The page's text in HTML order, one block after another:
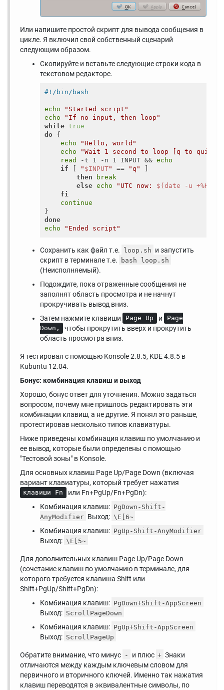
Или напишите простой скрипт для вывода сообщения в
цикле. Я включил свой собственный сценарий
следующим образом.
Скопируйте и вставьте следующие строки кода в
текстовом редакторе.
echo
"Started script"
echo
"If no input, then loop"
while true
do {
echo
"Hello, world"
echo
"Wait 1 second to loop [q to quit]"
read
-t 1 -n 1 INPUT && echo
if
" $INPUT" == "q"
then
break
else echo "UTC now: $(date -u
fi
continue
done
echo
"Ended script"
Сохранить как файл т.е. loop.sh и запустить
скрипт в терминале т.е.
bash loop.sh
(Неисполняемый).
Подождите, пока отраженные сообщения не
заполнят область просмотра и не начнут
прокручивать вывод вниз.
Затем нажмите клавиши
Page Up и
Page
Down,
чтобы прокрутить вверх и прокрутить
область просмотра вниз.
Я тестировал с помощью Konsole 2.8.5, KDE 4.8.5 в
Kubuntu 12.04.
Бонус: комбинация клавиш и выход
Хорошо, бонус ответ для уточнения. Можно задаться
вопросом, почему мне пришлось редактировать эти
комбинации клавиш, а не другие. Я понял это раньше,
протестировав несколько типов клавиатуры.
Ниже приведены комбинация клавиш по умолчанию и
ее вывод, которые были определены с помощью
"Тестовой зоны" в Konsole.
Для основных клавиш Page Up/Page Down (включая
вариант клавиатуры, который требует нажатия
клавиши Fn
или Fn+PgUp/Fn+PgDn):
Комбинация клавиш: PgDown-Shift-
AnyModifier Выход: \E[6~
Комбинация клавиш: PgUp-Shift-AnyModifier
Выход: \E[5~
Для дополнительных клавиш Page Up/Page Down
(сочетание клавиш по умолчанию в терминале, для
которого требуется клавиша Shift или
Shift+PgUp/Shift+PgDn):
Комбинация клавиш: PgDown+Shift-AppScreen
Выход: ScrollPageDown
Комбинация клавиш: PgUp+Shift-AppScreen
Выход: ScrollPageUp
Обратите внимание, что минус - и плюс + Знаки
отличаются между каждым ключевым словом для
первичного и вторичного ключей. Именно так нажатия
клавиш переводятся в эквивалентные символы, по